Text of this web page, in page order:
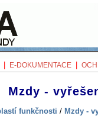
E-DOKUMENTACE
Mzdy -
funkčnosti / Mzdy -